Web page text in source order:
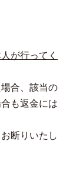
が行ってく
合、該当の
も返金には
断りいたし